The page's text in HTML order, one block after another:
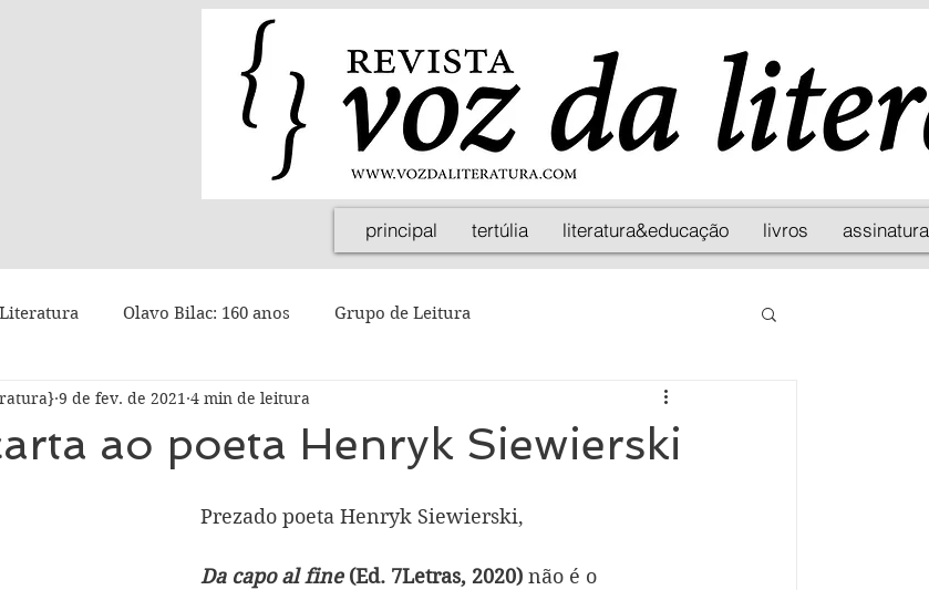
principal tertúlia literatura&educação livros assinatura
Olavo Bilac: 160 anos Grupo de Leitura
ao poeta Henryk Siewierski
9 de fev. de 2021 4 min de leitura
Prezado poeta Henryk Siewierski,
Da capo al fine (Ed. 7Letras, 2020) não é o